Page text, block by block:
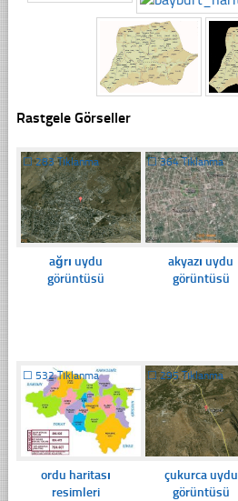
Rastgele Görseller
☐283 Tıklanma
ağrı uydu
görüntüsü
☐364 Tıklanma
akyazı uydu
görüntüsü
☐ 532 Tıklanma
ordu haritası
resimleri
☐295 Tıklanma
çukurca uydu
görüntüsü